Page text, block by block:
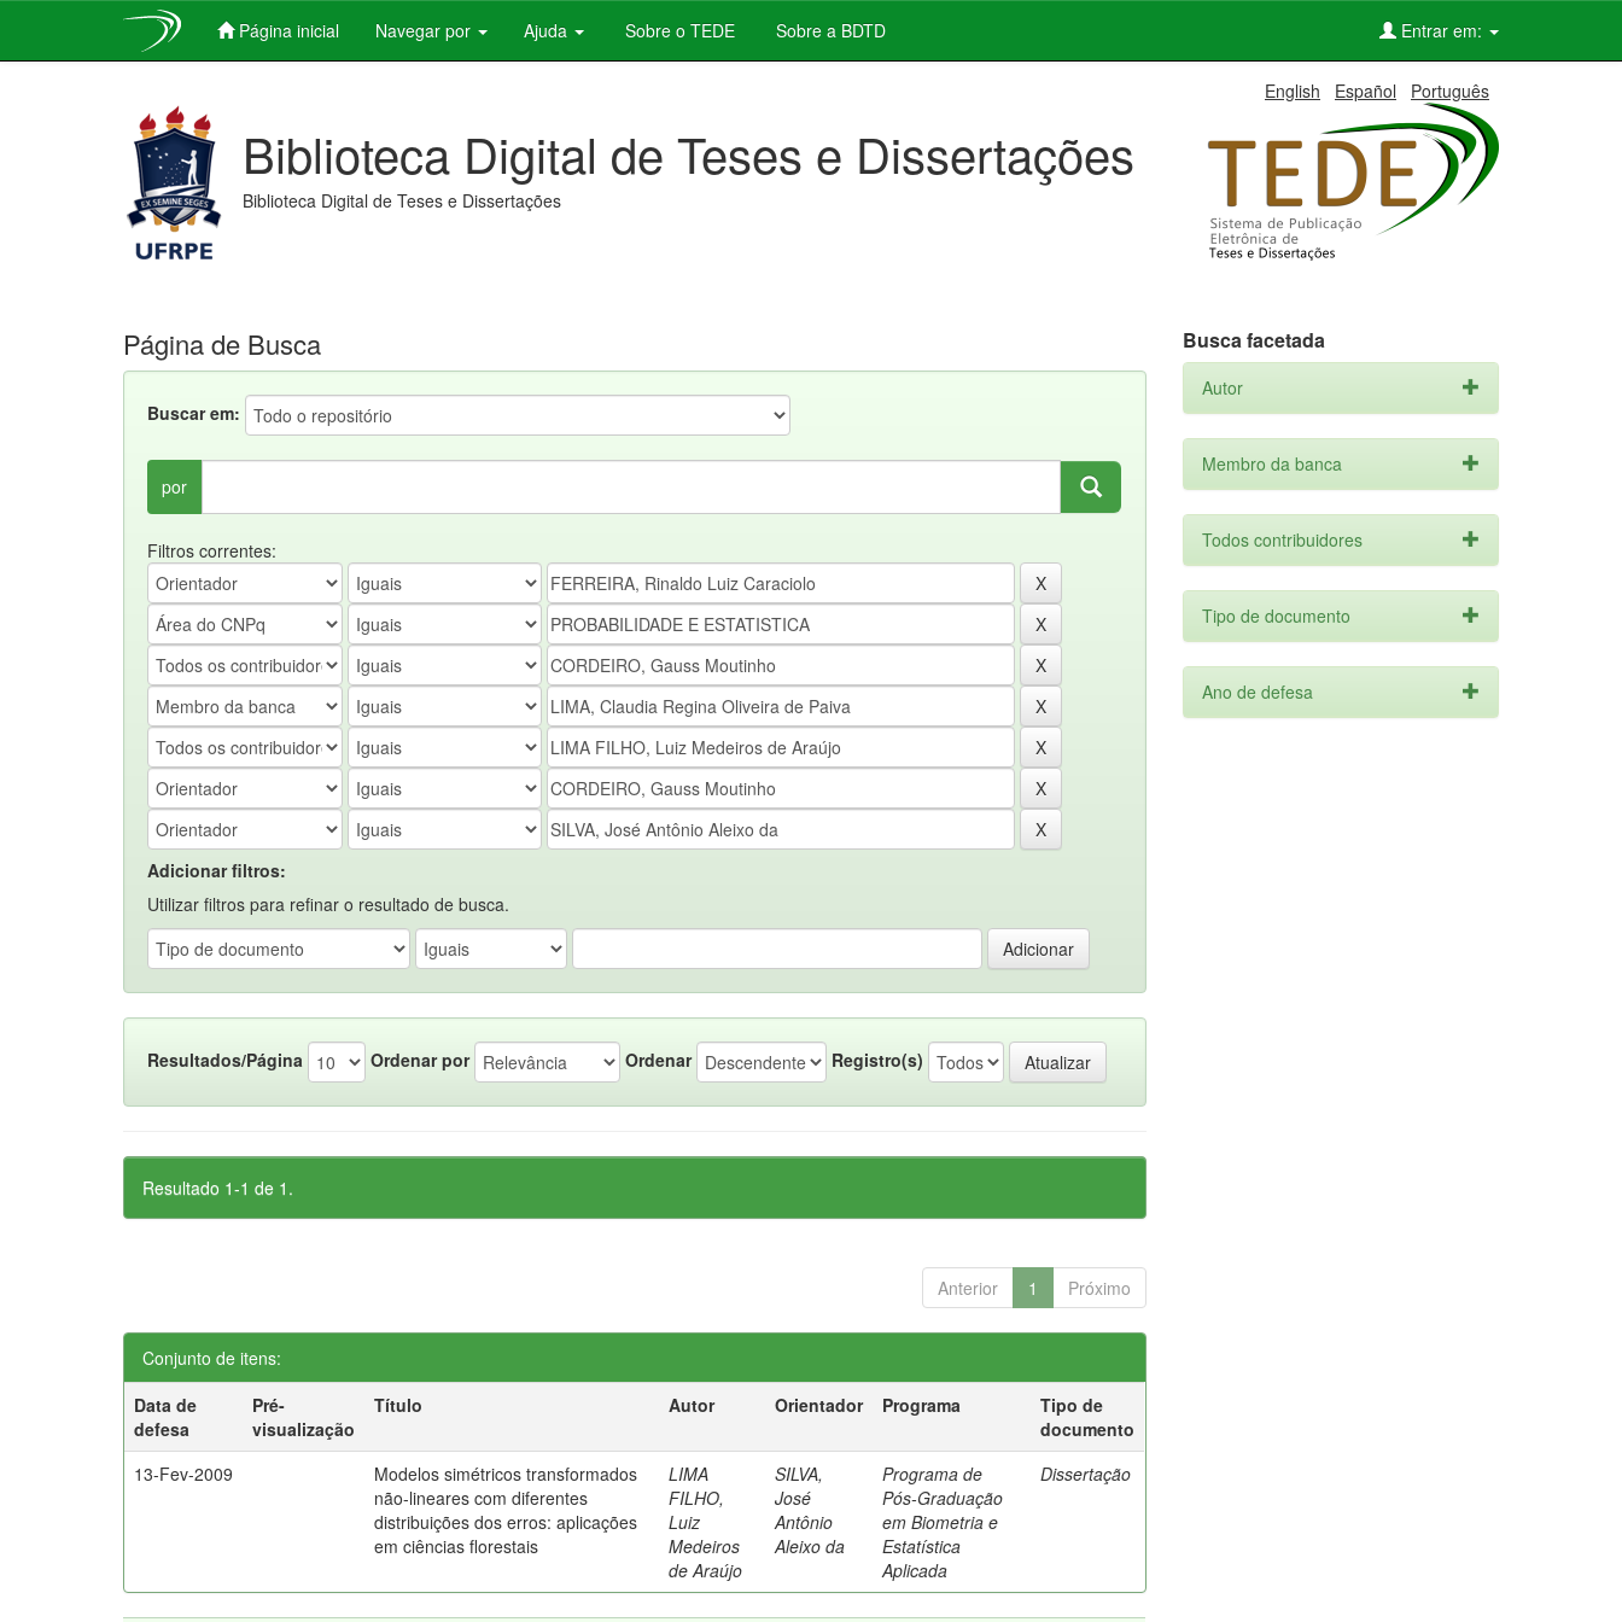
Página inicial Navegar por Ajuda Sobre o TEDE Sobre a BDTD Entrar em:
English Español Português
Biblioteca Digital de Teses e Dissertações
Biblioteca Digital de Teses e Dissertações
Página de Busca
Buscar em:
por
Filtros correntes:
Adicionar filtros:
Utilizar filtros para refinar o resultado de busca.
Resultados/Página Ordenar por Ordenar Registro(s)
Resultado 1-1 de 1.
Anterior 1 Próximo
Conjunto de itens:
Data de
defesa
Pré-
visualização
Título Autor Orientador Programa
Tipo de
documento
13-Fev-2009
Modelos simétricos transformados
não-lineares com diferentes
distribuições dos erros: aplicações
em ciências florestais
LIMA
FILHO,
Luiz
Medeiros
de Araújo
SILVA,
José
Antônio
Aleixo da
Programa de
Pós-Graduação
em Biometria e
Estatística
Aplicada
Dissertação
Busca facetada
Autor
Membro da banca
Todos contribuidores
Tipo de documento
Ano de defesa